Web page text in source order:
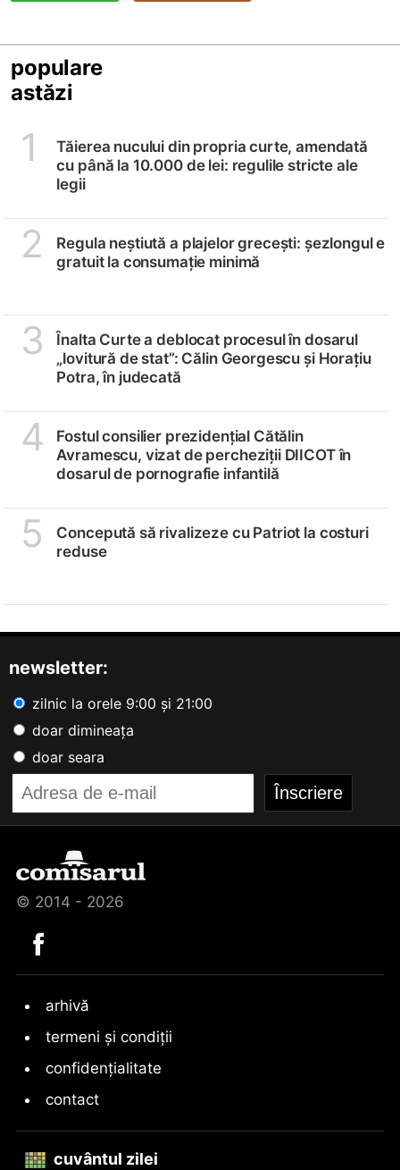
populare
astăzi
1
Tăierea nucului din propria curte, amendată
cu până la 10.000 de lei: regulile stricte ale
legii
2
Regula neștiută a plajelor grecești: șezlongul e
gratuit la consumație minimă
3
Înalta Curte a deblocat procesul în dosarul
„lovitură de stat”: Călin Georgescu și Horațiu
Potra, în judecată
4
Fostul consilier prezidențial Cătălin
Avramescu, vizat de percheziții DIICOT în
dosarul de pornografie infantilă
5
Concepută să rivalizeze cu Patriot la costuri
reduse
newsletter:
zilnic la orele 9:00 și 21:00
doar dimineața
doar seara
© 2014 - 2026
arhivă
termeni și condiții
confidențialitate
contact
cuvântul zilei